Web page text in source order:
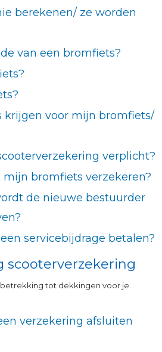
berekenen/ ze worden
van een bromfiets?
krijgen voor mijn bromfiets/
verplicht?
bromfiets verzekeren?
de nieuwe bestuurder
servicebijdrage betalen?
scooterverzekering
tot dekkingen voor je
verzekering afsluiten